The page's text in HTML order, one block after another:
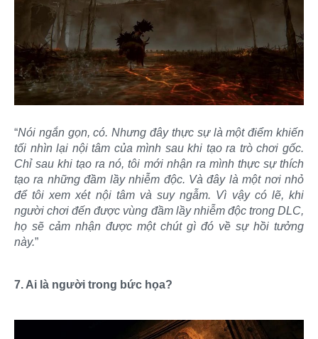
“Nói ngắn gọn, có. Nhưng đây thực sự là một điểm khiến
tối nhìn lại nội tâm của mình sau khi tạo ra trò chơi gốc.
Chỉ sau khi tạo ra nó, tôi mới nhận ra mình thực sự thích
tạo ra những đầm lầy nhiễm độc. Và đây là một nơi nhỏ
để tôi xem xét nội tâm và suy ngẫm. Vì vậy có lẽ, khi
người chơi đến được vùng đầm lầy nhiễm độc trong DLC,
họ sẽ cảm nhận được một chút gì đó về sự hồi tưởng
này.”
7. Ai là người trong bức họa?